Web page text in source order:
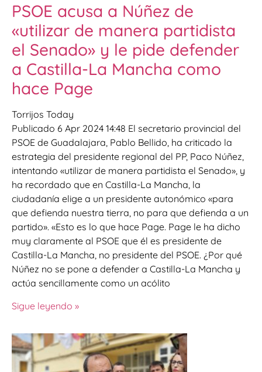
PSOE acusa a Núñez de
«utilizar de manera partidista
el Senado» y le pide defender
a Castilla-La Mancha como
hace Page
Torrijos Today
Publicado 6 Apr 2024 14:48 El secretario provincial del
PSOE de Guadalajara, Pablo Bellido, ha criticado la
estrategia del presidente regional del PP, Paco Núñez,
intentando «utilizar de manera partidista el Senado», y
ha recordado que en Castilla-La Mancha, la
ciudadanía elige a un presidente autonómico «para
que defienda nuestra tierra, no para que defienda a un
partido». «Esto es lo que hace Page. Page le ha dicho
muy claramente al PSOE que él es presidente de
Castilla-La Mancha, no presidente del PSOE. ¿Por qué
Núñez no se pone a defender a Castilla-La Mancha y
actúa sencillamente como un acólito
Sigue leyendo »